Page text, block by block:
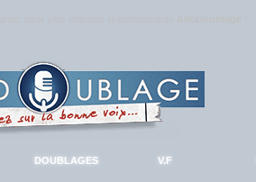
DOUBLAGES V.F